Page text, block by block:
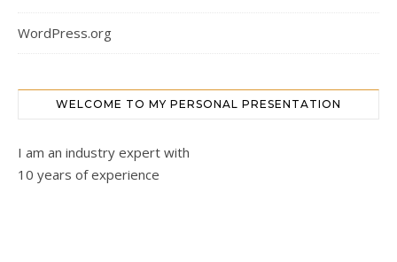
WordPress.org
WELCOME TO MY PERSONAL PRESENTATION
I am an industry expert with
10 years of experience